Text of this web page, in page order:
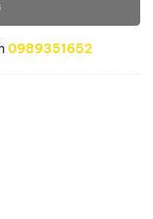
0989351652